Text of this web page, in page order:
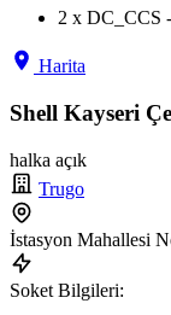
2 x DC_CCS
Harita
Shell Kayseri
halka açık
Trugo
İstasyon Mahallesi
Soket Bilgileri: